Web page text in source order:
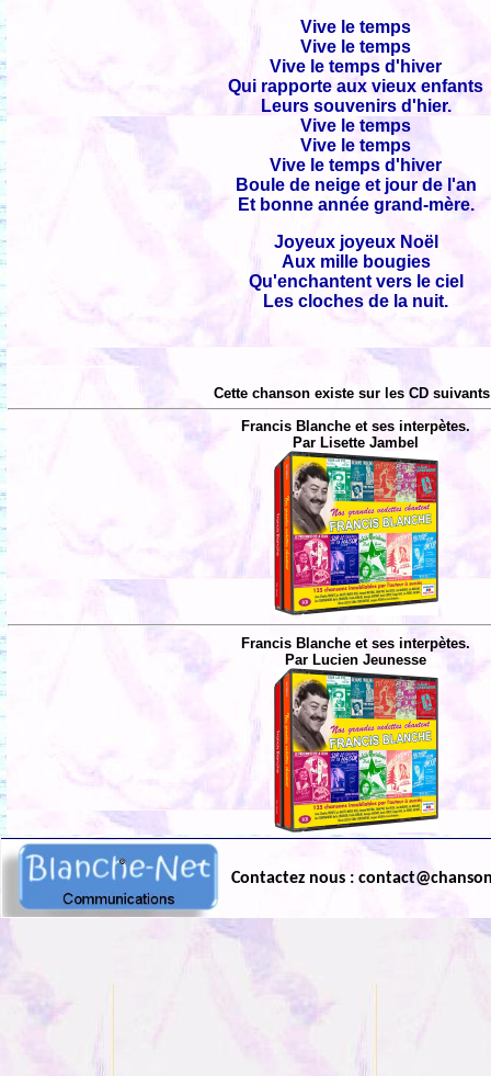
Vive le temps
Vive le temps
Vive le temps d'hiver
Qui rapporte aux vieux enfants
Leurs souvenirs d'hier.
Vive le temps
Vive le temps
Vive le temps d'hiver
Boule de neige et jour de l'an
Et bonne année grand-mère.
Joyeux joyeux Noël
Aux mille bougies
Qu'enchantent vers le ciel
Les cloches de la nuit.
Cette chanson existe sur les CD
Francis Blanche et ses interpètes.
Par Lisette Jambel
Francis Blanche et ses interpètes.
Par Lucien Jeunesse
Contactez nous :